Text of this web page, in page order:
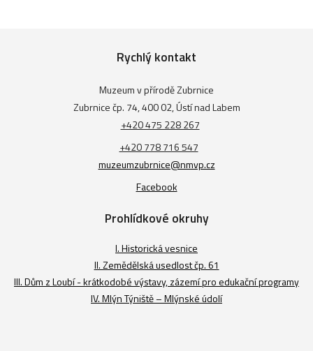
Rychlý kontakt
Muzeum v přírodě Zubrnice
Zubrnice čp. 74, 400 02, Ústí nad Labem
+420 475 228 267
+420 778 716 547
muzeumzubrnice@nmvp.cz
Facebook
Prohlídkové okruhy
I. Historická vesnice
II. Zemědělská usedlost čp. 61
III. Dům z Loubí - krátkodobé výstavy, zázemí pro edukační programy
IV. Mlýn Týniště – Mlýnské údolí